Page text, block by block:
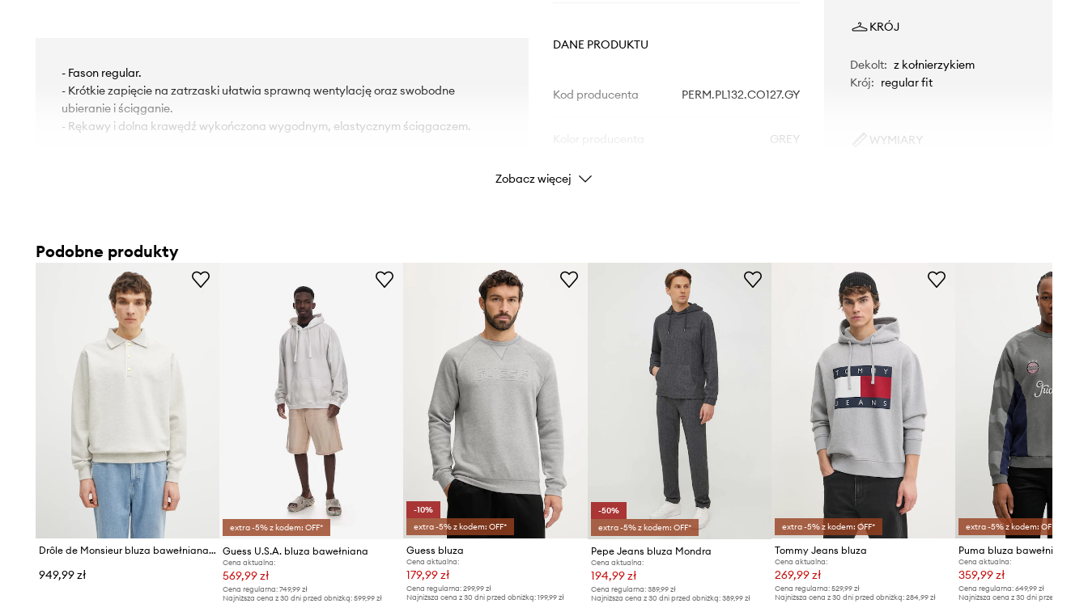
- Fason regular.
- Krótkie zapięcie na zatrzaski ułatwia sprawną wentylację oraz swobodne
ubieranie i ściąganie.
- Rękawy i dolna krawędź wykończona wygodnym, elastycznym ściągaczem.
DANE PRODUKTU
Kod producenta PERM.PL132.CO127.GY
GREY
Kolor
ID Produktu
KRÓJ
Dekolt: z kołnierzykiem
Krój: regular fit
WYMIARY
Tabela rozmiarów
Zobacz więcej
Podobne produkty
Drôle de Monsieur bluza bawełniana Le Polo Drôle
949,99 zł
extra -5% z kodem: OFF*
Guess U.S.A. bluza bawełniana
Cena aktualna:
569,99 zł
Cena regularna:749,99 zł
Najniższa cena z 30 dni przed obniżką:599,99 zł
-10%
extra -5% z kodem: OFF*
Guess bluza
Cena aktualna:
179,99 zł
Cena regularna: 299,99 zł
Najniższa cena z 30 dni przed obniżką: 199,99 zł
-50%
extra -5% z kodem: OFF*
Pepe Jeans bluza Mondra
Cena aktualna:
194,99 zł
Cena regularna: 389,99 zł
Najniższa cena z 30 dni przed obniżką: 389,99 zł
extra -5% z kodem: OFF*
Tommy Jeans bluza
Cena aktualna:
269,99 zł
Cena regularna:529,99 zł
Najniższa cena z 30 dni przed obniżką:284,99 zł
extra -5% z kodem: OFF*
Cena aktualna:
359,99 zł
Cena regularna: 649,99 zł
Najniższa cena z 30 dni przed obniżką: